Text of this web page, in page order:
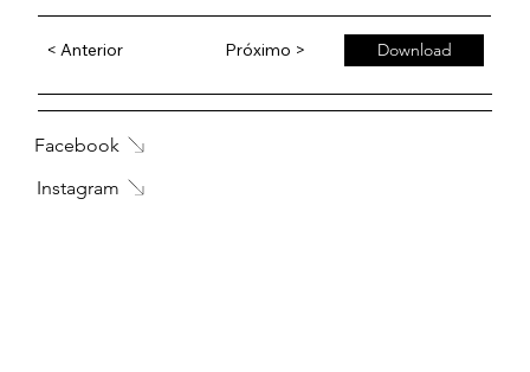
< Anterior Próximo > Download
Facebook
Instagram